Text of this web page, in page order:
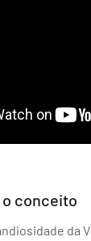
o conceito
da